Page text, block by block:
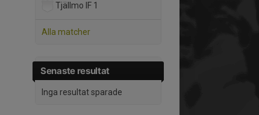
Tjällmo IF 1
Alla matcher
Senaste resultat
Inga resultat sparade